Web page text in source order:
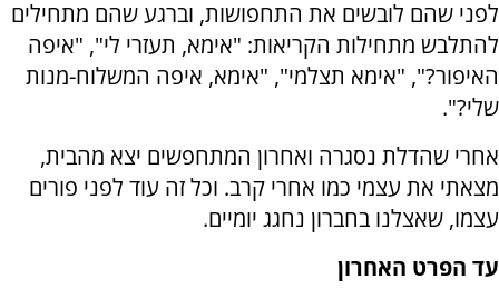
לפני שהם לובשים את התחפושות, וברגע שהם מתחילים
להתלבש מתחילות הקריאות: "אימא, תעזרי לי", "איפה
האיפור?", "אימא תצלמי", "אימא, איפה המשלוח-מנות
שלי?".
אחרי שהדלת נסגרה ואחרון המתחפשים יצא מהבית,
מצאתי את עצמי כמו אחרי קרב. וכל זה עוד לפני פורים
עצמו, שאצלנו בחברון נחגג יומיים.
עד הפרט האחרון